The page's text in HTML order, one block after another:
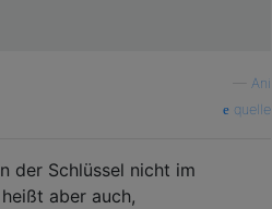
Ani
quelle
der Schlüssel nicht im
aber auch,